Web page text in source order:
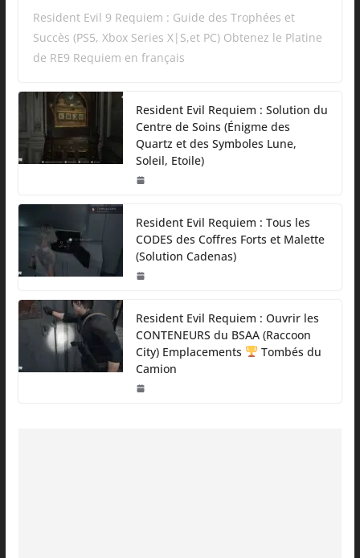
Resident Evil 9 Requiem : Guide des Trophées et
Succès (PS5, Xbox Series X|S,et PC) Obtenez le Platine
de RE9 Requiem en français
Resident Evil Requiem : Solution du
Centre de Soins (Énigme des
Quartz et des Symboles Lune,
Soleil, Etoile)
Resident Evil Requiem : Tous les
CODES des Coffres Forts et Malette
(Solution Cadenas)
Resident Evil Requiem : Ouvrir les
CONTENEURS du BSAA (Raccoon
City) Emplacements
Tombés du
Camion